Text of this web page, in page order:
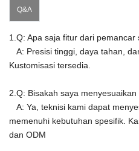
Q&A
1.Q: Apa saja fitur dari pemancar
A: Presisi tinggi, daya tahan,
Kustomisasi tersedia.
2.Q: Bisakah saya
A: Ya, teknisi kami dapat
memenuhi kebutuhan spesifik.
dan ODM